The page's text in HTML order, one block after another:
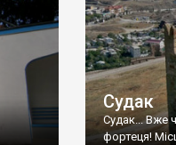
Судак
Судак... Вже
фортеця!